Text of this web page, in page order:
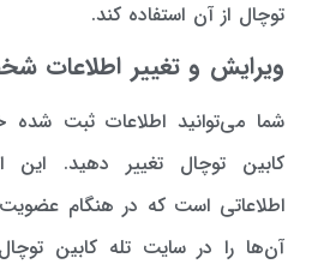
توچال از آن استفاده کند.
ویرایش و تغییر اطلاعات
شما می‌توانید اطلاعات ثبت شده
کابین توچال تغییر دهید. این
اطلاعاتی است که در هنگام عضویت
آن‌ها را در سایت تله کابین توچال